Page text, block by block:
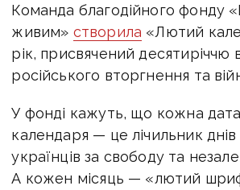
Команда благодійного фонду
живим» створила «Лютий
рік, присвячений десятиріччю
російського вторгнення та
У фонді кажуть, що кожна
календаря — це лічильник
українців за свободу та
А кожен місяць — «лютий